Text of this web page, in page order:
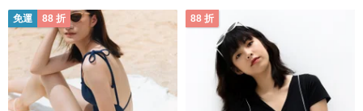
免運 88 折 88 折